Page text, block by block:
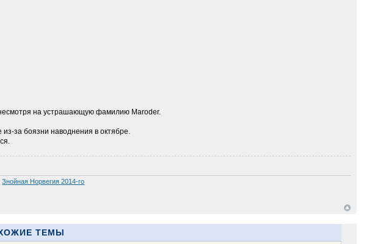
на устрашающую фамилию Maroder.
за боязни наводнения в октябре.
Знойная Норвегия 2014-го
ТЕМЫ